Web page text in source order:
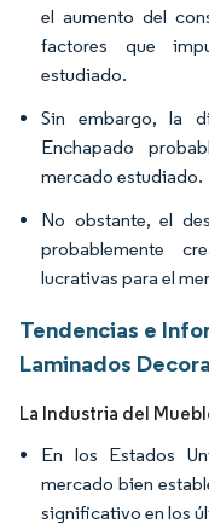
el aumento del
factores que
estudiado.
Sin embargo, la
Enchapado
mercado estudiado.
No obstante, el
probablemente
lucrativas para el
Tendencias e
Laminados
La Industria del
En los Estados
mercado bien
significativo en los